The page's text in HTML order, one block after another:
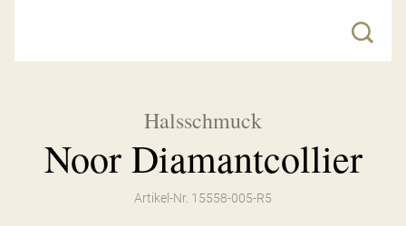
Halsschmuck
Noor Diamantcollier
Artikel-Nr. 15558-005-R5